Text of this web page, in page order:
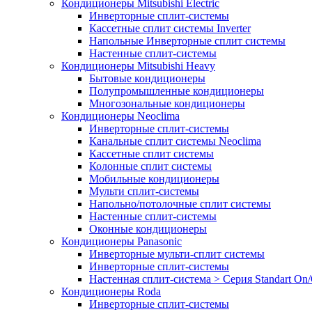
Кондиционеры Mitsubishi Electric
Инверторные сплит-системы
Кассетные сплит системы Inverter
Напольные Инверторные сплит системы
Настенные сплит-системы
Кондиционеры Mitsubishi Heavy
Бытовые кондиционеры
Полупромышленные кондиционеры
Многозональные кондиционеры
Кондиционеры Neoclima
Инверторные сплит-системы
Канальные сплит системы Neoclima
Кассетные сплит системы
Колонные сплит системы
Мобильные кондиционеры
Мульти сплит-системы
Напольно/потолочные сплит системы
Настенные сплит-системы
Оконные кондиционеры
Кондиционеры Panasonic
Инверторные мульти-сплит системы
Инверторные сплит-системы
Настенная сплит-система > Серия Standart
Кондиционеры Roda
Инверторные сплит-системы